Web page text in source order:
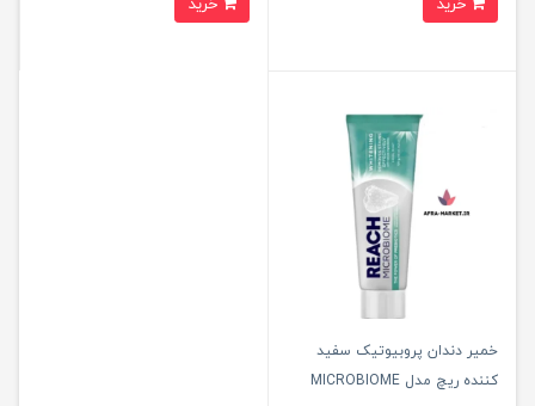
خمیر دندان پروبیوتیک سفید
کننده ریچ مدل MICROBIOME